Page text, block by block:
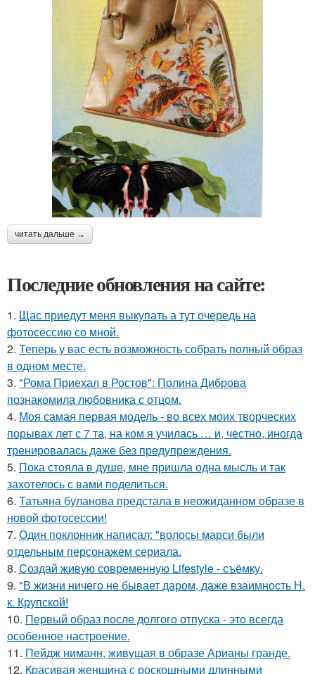
читать дальше →
Последние обновления на сайте:
1. Щас приедут меня выкупать а тут очередь на
фотосессию со мной.
2. Теперь у вас есть возможность собрать полный образ
в одном месте.
3. "Рома Приехал в Ростов": Полина Диброва
познакомила любовника с отцом.
4. Моя самая первая модель - во всех моих творческих
порывах лет с 7 та, на ком я училась … и, честно, иногда
тренировалась даже без предупреждения.
5. Пока стояла в душе, мне пришла одна мысль и так
захотелось с вами поделиться.
6. Татьяна буланова предстала в неожиданном образе в
новой фотосессии!
7. Один поклонник написал: "волосы марси были
отдельным персонажем сериала.
8. Создай живую современную Lifestyle - съёмку.
9. "В жизни ничего не бывает даром, даже взаимность Н.
к. Крупской!
10. Первый образ после долгого отпуска - это всегда
особенное настроение.
11. Пейдж ниманн, живущая в образе Арианы гранде.
12. Красивая женщина с роскошными длинными